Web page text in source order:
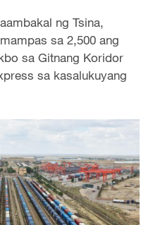
ng Tsina,
sa 2,500 ang
sa Gitnang Koridor
sa kasalukuyang